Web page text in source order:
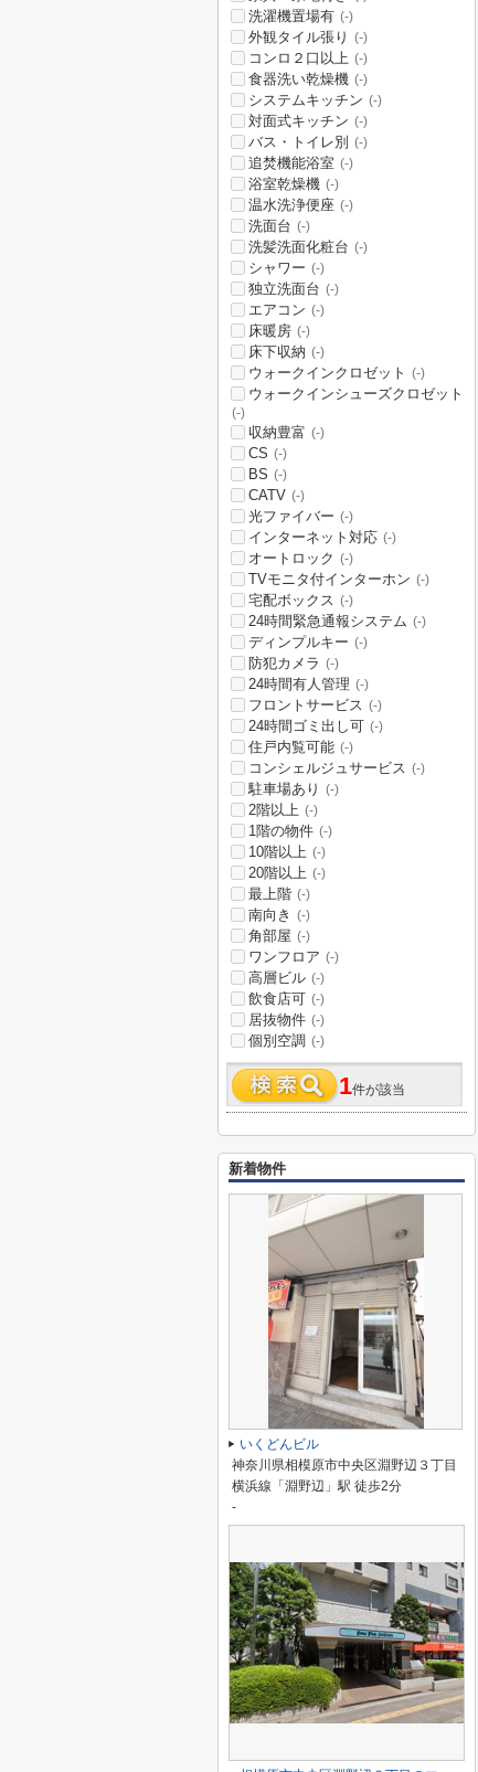
洗濯機置場有 (-)
外観タイル張り (-)
コンロ２口以上 (-)
食器洗い乾燥機 (-)
システムキッチン (-)
対面式キッチン (-)
バス・トイレ別 (-)
追焚機能浴室 (-)
浴室乾燥機 (-)
温水洗浄便座 (-)
洗面台 (-)
洗髪洗面化粧台 (-)
シャワー (-)
独立洗面台 (-)
エアコン (-)
床暖房 (-)
床下収納 (-)
ウォークインクロゼット (-)
ウォークインシューズクロゼット
(-)
収納豊富 (-)
CS (-)
BS (-)
CATV (-)
光ファイバー (-)
インターネット対応 (-)
オートロック (-)
TVモニタ付インターホン (-)
宅配ボックス (-)
24時間緊急通報システム (-)
ディンプルキー (-)
防犯カメラ (-)
24時間有人管理 (-)
フロントサービス (-)
24時間ゴミ出し可 (-)
住戸内覧可能 (-)
コンシェルジュサービス (-)
駐車場あり (-)
2階以上 (-)
1階の物件 (-)
10階以上 (-)
20階以上 (-)
最上階 (-)
南向き (-)
角部屋 (-)
ワンフロア (-)
高層ビル (-)
飲食店可 (-)
居抜物件 (-)
個別空調 (-)
1件が該当
新着物件
いくどんビル
神奈川県相模原市中央区淵野辺３丁目
横浜線「淵野辺」駅 徒歩2分
-